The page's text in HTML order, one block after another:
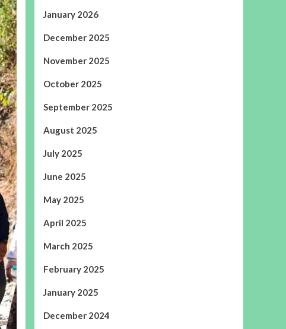
January 2026
December 2025
November 2025
October 2025
September 2025
August 2025
July 2025
June 2025
May 2025
April 2025
March 2025
February 2025
January 2025
December 2024